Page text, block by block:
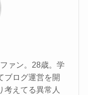
ァン。28歳。学
ブログ運営を開
考えてる異常人